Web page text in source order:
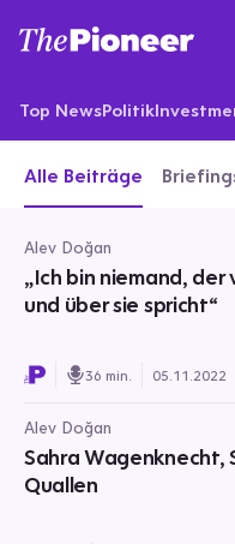
Top NewsPolitik
Alle Beiträge
Alev Doğan
„Ich bin niemand,
und über sie spricht“
36 min. 05.11.2022
Alev Doğan
Sahra Wagenknecht,
Quallen